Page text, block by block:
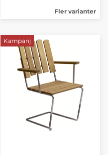
Fler varianter
Kampanj